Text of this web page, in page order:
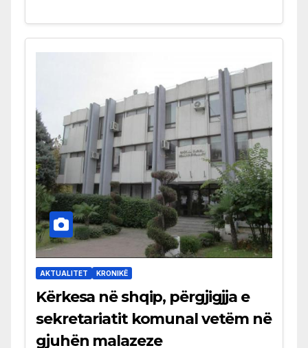
AKTUALITET KRONIKË
Kërkesa në shqip, përgjigjja e
sekretariatit komunal vetëm në
gjuhën malazeze